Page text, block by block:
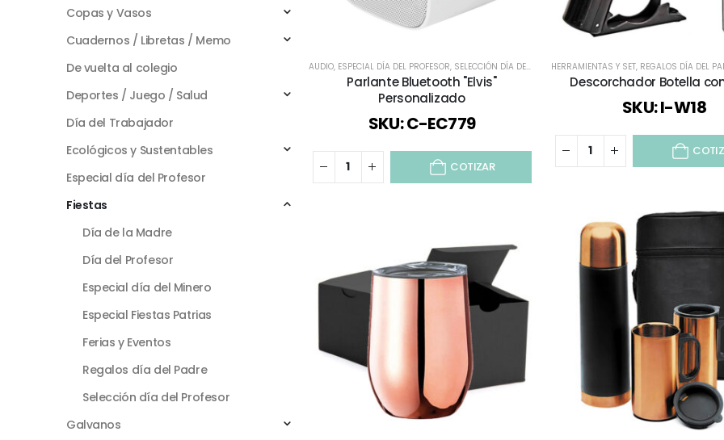
AUDIO, ESPECIAL DÍA DEL PROFESOR, SELECCIÓN DÍA DEL PROFESOR ,TECNOLOGÍA / CELULAR /
Parlante Bluetooth "Elvis"
Personalizado
SKU: C-EC779
COTIZAR
HERRAMIENTAS Y SET, REGALOS DÍA DEL
Descorchador Botella
SKU: I-W18
Copas y Vasos
Cuadernos / Libretas / Memo
De vuelta al colegio
Deportes / Juego / Salud
Día del Trabajador
Ecológicos y Sustentables
Especial día del Profesor
Fiestas
Día de la Madre
Día del Profesor
Especial día del Minero
Especial Fiestas Patrias
Ferias y Eventos
Regalos día del Padre
Selección día del Profesor
Galvanos